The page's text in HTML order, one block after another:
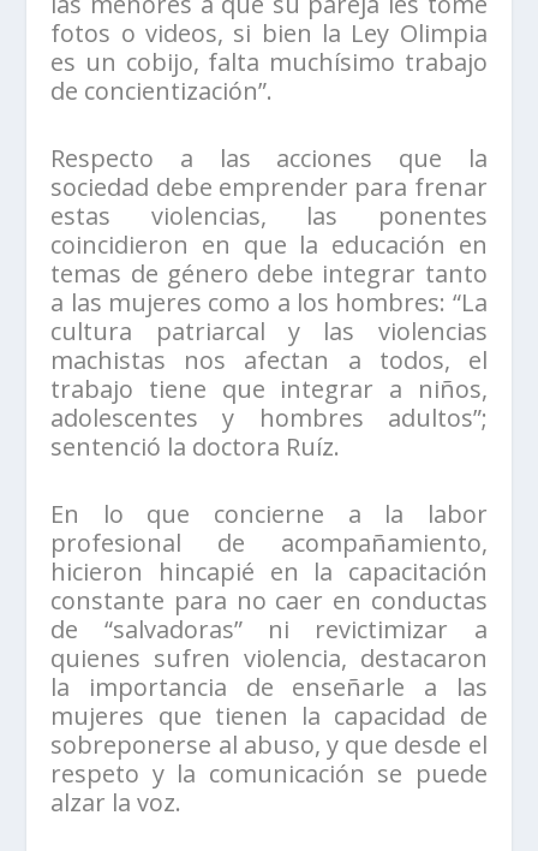
fotos o videos, si bien la Ley Olimpia
es un cobijo, falta muchísimo trabajo
de concientización”.
Respecto a las acciones que la
sociedad debe emprender para frenar
estas violencias, las ponentes
coincidieron en que la educación en
temas de género debe integrar tanto
a las mujeres como a los hombres: “La
cultura patriarcal y las violencias
machistas nos afectan a todos, el
trabajo tiene que integrar a niños,
adolescentes y hombres adultos”;
sentenció la doctora Ruíz.
En lo que concierne a la labor
profesional de acompañamiento,
hicieron hincapié en la capacitación
constante para no caer en conductas
de “salvadoras” ni revictimizar a
quienes sufren violencia, destacaron
la importancia de enseñarle a las
mujeres que tienen la capacidad de
sobreponerse al abuso, y que desde el
respeto y la comunicación se puede
alzar la voz.